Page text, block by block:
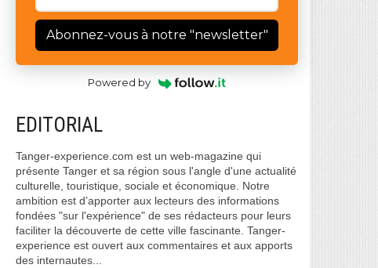
Abonnez-vous à notre "newsletter"
Powered by
EDITORIAL
Tanger-experience.com est un web-magazine qui
présente Tanger et sa région sous l'angle d'une actualité
culturelle, touristique, sociale et économique. Notre
ambition est d’apporter aux lecteurs des informations
fondées "sur l'expérience" de ses rédacteurs pour leurs
faciliter la découverte de cette ville fascinante. Tanger-
experience est ouvert aux commentaires et aux apports
des internautes...